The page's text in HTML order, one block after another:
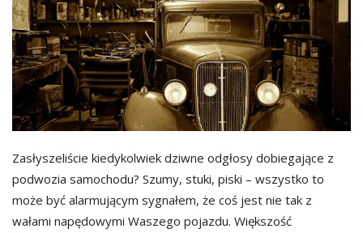
Zasłyszeliście kiedykolwiek dziwne odgłosy dobiegające z
podwozia samochodu? Szumy, stuki, piski – wszystko to
może być alarmującym sygnałem, że coś jest nie tak z
wałami napędowymi Waszego pojazdu. Większość